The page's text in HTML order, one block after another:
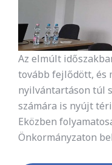
Az elmúlt
tovább fejlődött, és
nyilvántartáson túl
számára is nyújt
Eközben
Önkormányzaton